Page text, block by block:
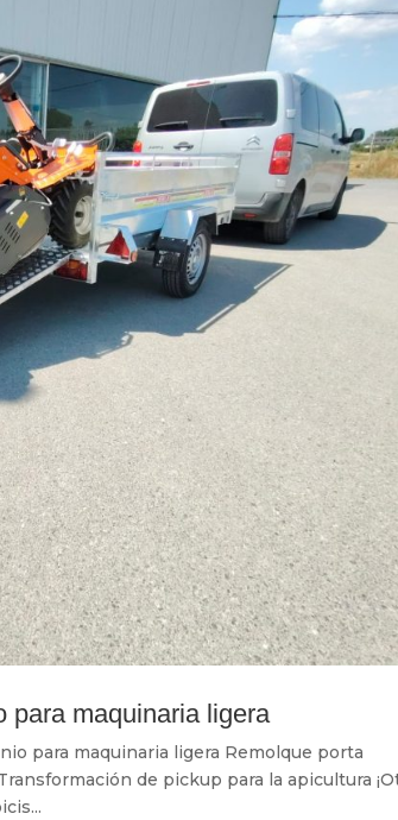
para maquinaria ligera
para maquinaria ligera Remolque porta
de pickup para la apicultura